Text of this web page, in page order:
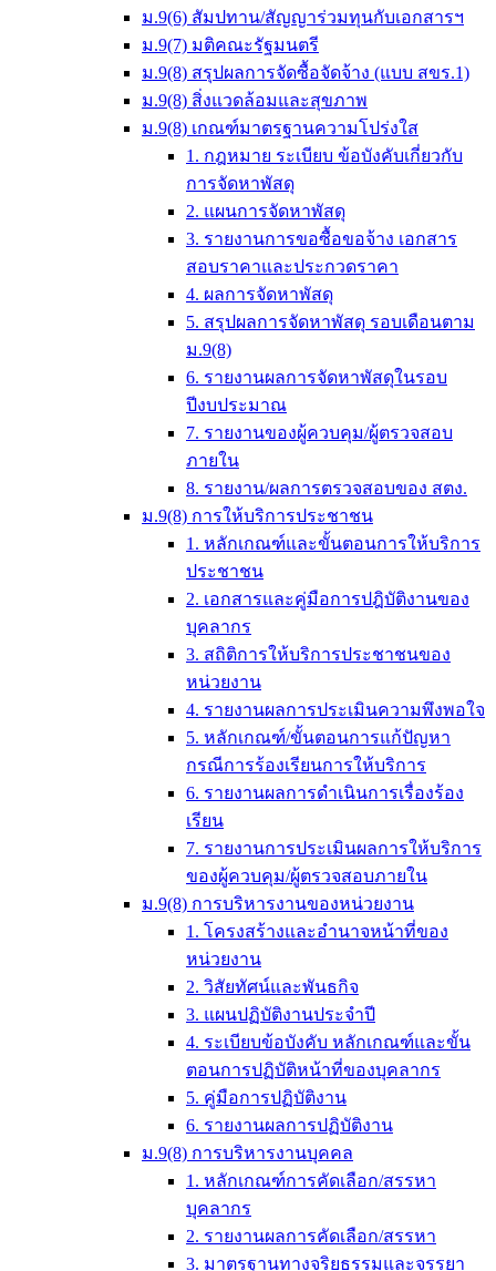
ม.9(6) สัมปทาน/สัญญาร่วมทุนกับเอกสารฯ
ม.9(7) มติคณะรัฐมนตรี
ม.9(8) สรุปผลการจัดซื้อจัดจ้าง (แบบ สขร.1)
ม.9(8) สิ่งแวดล้อมและสุขภาพ
ม.9(8) เกณฑ์มาตรฐานความโปร่งใส
1. กฎหมาย ระเบียบ ข้อบังคับเกี่ยวกับ
การจัดหาพัสดุ
2. แผนการจัดหาพัสดุ
3. รายงานการขอซื้อขอจ้าง เอกสาร
สอบราคาและประกวดราคา
4. ผลการจัดหาพัสดุ
5. สรุปผลการจัดหาพัสดุ รอบเดือนตาม
ม.9(8)
6. รายงานผลการจัดหาพัสดุในรอบ
ปีงบประมาณ
7. รายงานของผู้ควบคุม/ผู้ตรวจสอบ
ภายใน
8. รายงาน/ผลการตรวจสอบของ สตง.
ม.9(8) การให้บริการประชาชน
1. หลักเกณฑ์และขั้นตอนการให้บริการ
ประชาชน
2. เอกสารและคู่มือการปฎิบัติงานของ
บุคลากร
3. สถิติการให้บริการประชาชนของ
หน่วยงาน
4. รายงานผลการประเมินความพึงพอใจ
5. หลักเกณฑ์/ขั้นตอนการแก้ปัญหา
กรณีการร้องเรียนการให้บริการ
6. รายงานผลการดำเนินการเรื่องร้อง
เรียน
7. รายงานการประเมินผลการให้บริการ
ของผู้ควบคุม/ผู้ตรวจสอบภายใน
ม.9(8) การบริหารงานของหน่วยงาน
1. โครงสร้างและอำนาจหน้าที่ของ
หน่วยงาน
2. วิสัยทัศน์และพันธกิจ
3. แผนปฏิบัติงานประจำปี
4. ระเบียบข้อบังคับ หลักเกณฑ์และขั้น
ตอนการปฏิบัติหน้าที่ของบุคลากร
5. คู่มือการปฏิบัติงาน
6. รายงานผลการปฏิบัติงาน
ม.9(8) การบริหารงานบุคคล
1. หลักเกณฑ์การคัดเลือก/สรรหา
บุคลากร
2. รายงานผลการคัดเลือก/สรรหา
3. มาตรฐานทางจริยธรรมและจรรยา